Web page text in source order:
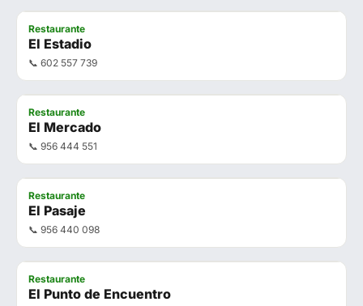
Restaurante
El Estadio
📞 602 557 739
Restaurante
El Mercado
📞 956 444 551
Restaurante
El Pasaje
📞 956 440 098
Restaurante
El Punto de Encuentro